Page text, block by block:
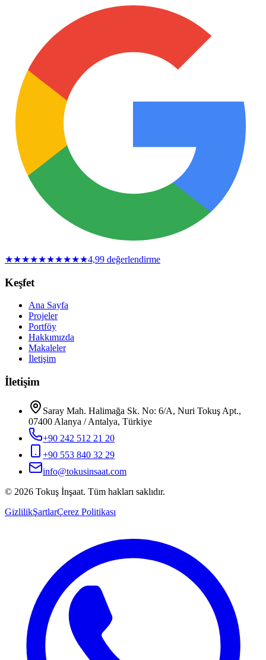
★★★★★★★★★★4,99 değerlendirme
Keşfet
Ana Sayfa
Projeler
Portföy
Hakkımızda
Makaleler
İletişim
İletişim
Saray Mah. Halimağa Sk. No: 6/A, Nuri Tokuş Apt.,
07400 Alanya / Antalya, Türkiye
+90 242 512 21 20
+90 553 840 32 29
info@tokusinsaat.com
© 2026 Tokuş İnşaat. Tüm hakları saklıdır.
GizlilikŞartlarÇerez Politikası